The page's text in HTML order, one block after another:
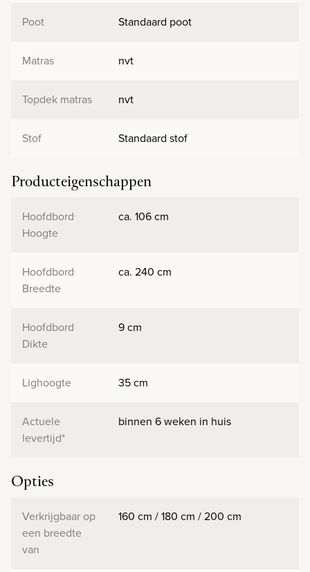
Poot Standaard poot
Matras nvt
Topdek matras nvt
Stof Standaard stof
Producteigenschappen
Hoofdbord
Hoogte
ca. 106 cm
Hoofdbord
Breedte
ca. 240 cm
Hoofdbord
Dikte
9 cm
Lighoogte 35 cm
Actuele
levertijd*
binnen 6 weken in huis
Opties
Verkrijgbaar op
een breedte
van
160 cm / 180 cm / 200 cm